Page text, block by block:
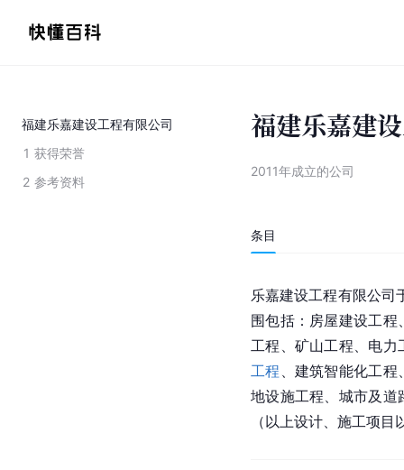
福建乐嘉建设工程有限公司
1 获得荣誉
2 参考资料
福建乐嘉建
2011年成立的公司
条目
乐嘉建设工程有限公司
围包括：房屋建设工
工程、矿山工程、电
工程 、建筑智能化工
地设施工程、城市及道
（以上设计、施工项